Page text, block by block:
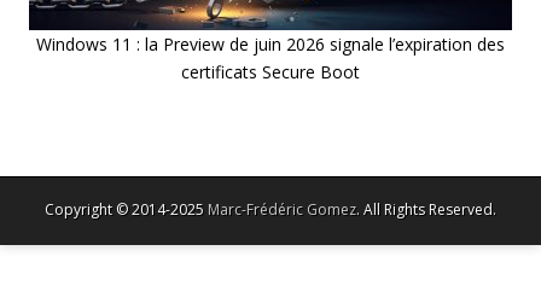
Windows 11 : la Preview de juin 2026 signale l’expiration des
certificats Secure Boot
Copyright © 2014-2025 Marc-Frédéric Gomez. All Rights Reserved.